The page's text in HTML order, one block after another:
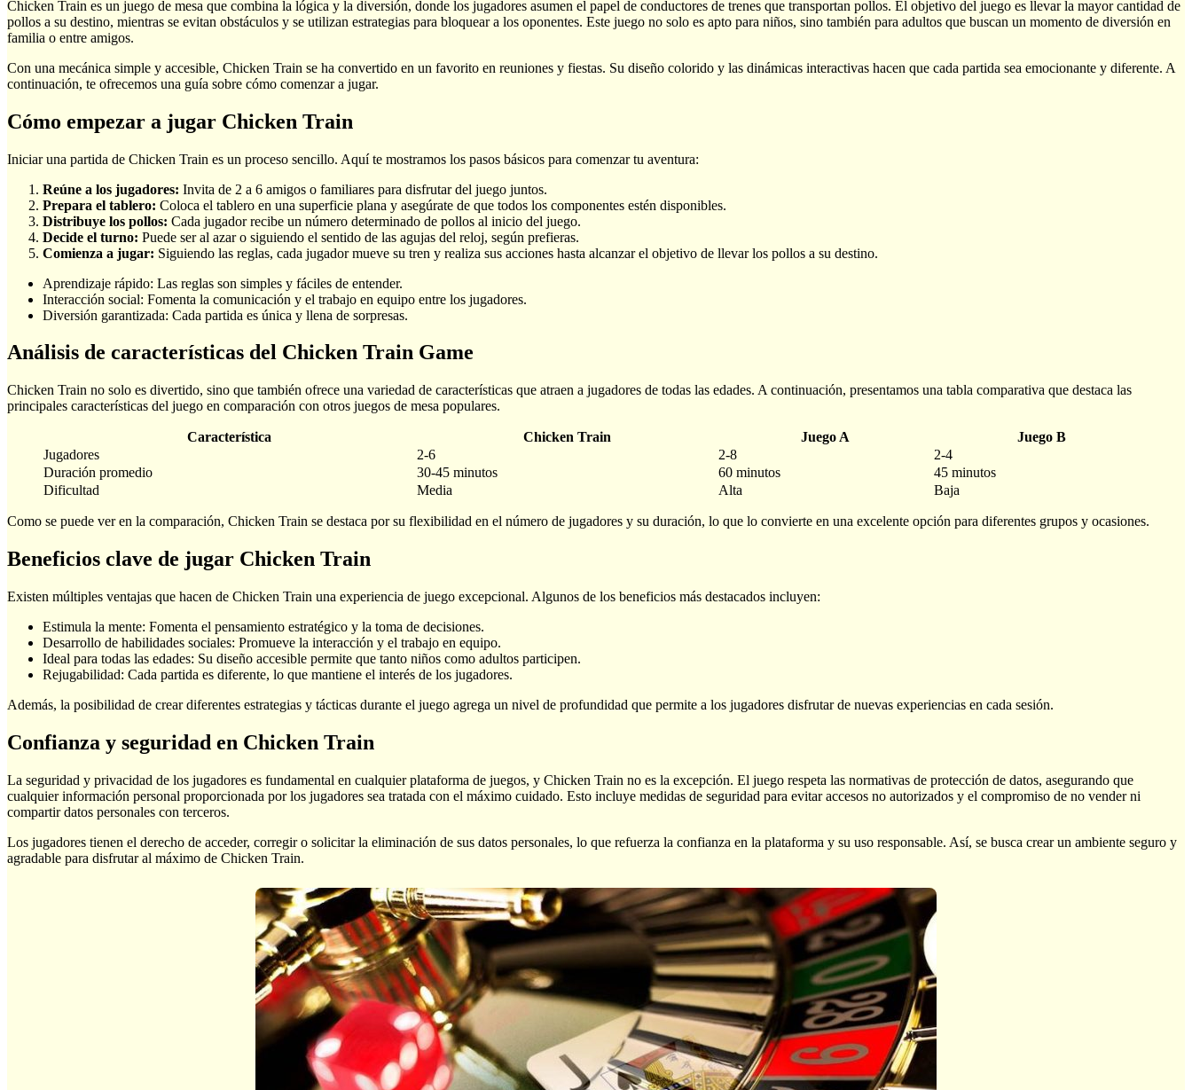
Chicken Train es un juego de mesa que combina la lógica y la diversión, donde los jugadores asumen el papel de conductores de trenes que transportan pollos. El objetivo del juego es llevar la mayor cantidad de
pollos a su destino, mientras se evitan obstáculos y se utilizan estrategias para bloquear a los oponentes. Este juego no solo es apto para niños, sino también para adultos que buscan un momento de diversión en
familia o entre amigos.
Con una mecánica simple y accesible, Chicken Train se ha convertido en un favorito en reuniones y fiestas. Su diseño colorido y las dinámicas interactivas hacen que cada partida sea emocionante y diferente. A
continuación, te ofrecemos una guía sobre cómo comenzar a jugar.
Cómo empezar a jugar Chicken Train
Iniciar una partida de Chicken Train es un proceso sencillo. Aquí te mostramos los pasos básicos para comenzar tu aventura:
Reúne a los jugadores: Invita de 2 a 6 amigos o familiares para disfrutar del juego juntos.
Prepara el tablero: Coloca el tablero en una superficie plana y asegúrate de que todos los componentes estén disponibles.
Distribuye los pollos: Cada jugador recibe un número determinado de pollos al inicio del juego.
Decide el turno: Puede ser al azar o siguiendo el sentido de las agujas del reloj, según prefieras.
Comienza a jugar: Siguiendo las reglas, cada jugador mueve su tren y realiza sus acciones hasta alcanzar el objetivo de llevar los pollos a su destino.
Aprendizaje rápido: Las reglas son simples y fáciles de entender.
Interacción social: Fomenta la comunicación y el trabajo en equipo entre los jugadores.
Diversión garantizada: Cada partida es única y llena de sorpresas.
Análisis de características del Chicken Train Game
Chicken Train no solo es divertido, sino que también ofrece una variedad de características que atraen a jugadores de todas las edades. A continuación, presentamos una tabla comparativa que destaca las
principales características del juego en comparación con otros juegos de mesa populares.
Característica Chicken Train Juego A
Juego B
Jugadores
2-6 2-8
2-4
Duración promedio
30-45 minutos 60 minutos
45 minutos
Dificultad
Media Alta Baja
Como se puede ver en la comparación, Chicken Train se destaca por su flexibilidad en el número de jugadores y su duración, lo que lo convierte en una excelente opción para diferentes grupos y ocasiones.
Beneficios clave de jugar Chicken Train
Existen múltiples ventajas que hacen de Chicken Train una experiencia de juego excepcional. Algunos de los beneficios más destacados incluyen:
Estimula la mente: Fomenta el pensamiento estratégico y la toma de decisiones.
Desarrollo de habilidades sociales: Promueve la interacción y el trabajo en equipo.
Ideal para todas las edades: Su diseño accesible permite que tanto niños como adultos participen.
Rejugabilidad: Cada partida es diferente, lo que mantiene el interés de los jugadores.
Además, la posibilidad de crear diferentes estrategias y tácticas durante el juego agrega un nivel de profundidad que permite a los jugadores disfrutar de nuevas experiencias en cada sesión.
Confianza y seguridad en Chicken Train
La seguridad y privacidad de los jugadores es fundamental en cualquier plataforma de juegos, y Chicken Train no es la excepción. El juego respeta las normativas de protección de datos, asegurando que
cualquier información personal proporcionada por los jugadores sea tratada con el máximo cuidado. Esto incluye medidas de seguridad para evitar accesos no autorizados y el compromiso de no vender ni
compartir datos personales con terceros.
Los jugadores tienen el derecho de acceder, corregir o solicitar la eliminación de sus datos personales, lo que refuerza la confianza en la plataforma y su uso responsable. Así, se busca crear un ambiente seguro y
agradable para disfrutar al máximo de Chicken Train.